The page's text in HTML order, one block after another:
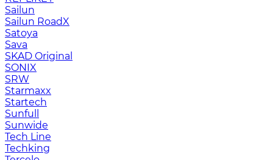
Sailun
Sailun RoadX
Satoya
Sava
SKAD Original
SONIX
SRW
Starmaxx
Startech
Sunfull
Sunwide
Tech Line
Techking